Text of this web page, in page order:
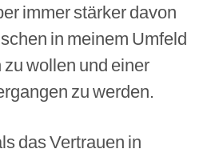
immer stärker davon
in meinem Umfeld
wollen und einer
zu werden.
das Vertrauen in